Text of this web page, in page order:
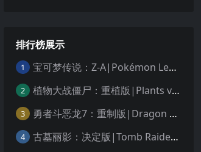
排行榜展示
1 宝可梦传说：Z-A|Pokémon Legends: Z-A中文
2 植物大战僵尸：重植版|Plants vs. Zombies: Replanted中文
3 勇者斗恶龙7：重制版|Dragon Quest VII Reimagined中文
4 古墓丽影：决定版|Tomb Raider: Definitive Edition中文